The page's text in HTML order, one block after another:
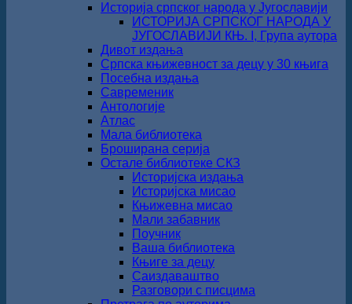
Историја српског народа у Југославији
ИСТОРИЈА СРПСКОГ НАРОДА У
ЈУГОСЛАВИЈИ КЊ. I, Група аутора
Дивот издања
Српска књижевност за децу у 30 књига
Посебна издања
Савременик
Антологије
Атлас
Мала библиотека
Броширана серија
Остале библиотеке СКЗ
Историјска издања
Историјска мисао
Књижевна мисао
Мали забавник
Поучник
Ваша библиотека
Књиге за децу
Саиздаваштво
Разговори с писцима